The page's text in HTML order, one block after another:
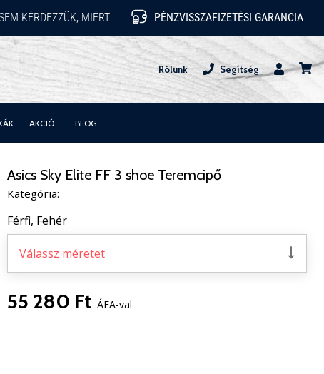
KÉRDEZZÜK, MIÉRT PÉNZVISSZAFIZETÉSI GARANCIA
Rólunk
Segítség
Felhasználó
AKCIÓ BLOG
Asics Sky Elite FF 3 shoe Teremcipő
Kategória:
Férfi, Fehér
Válassz méretet
55 280 Ft ÁFA-val